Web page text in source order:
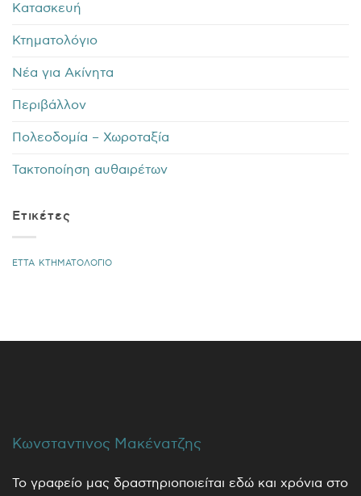
Κατασκευή
Κτηματολόγιο
Νέα για Ακίνητα
Περιβάλλον
Πολεοδομία – Χωροταξία
Τακτοποίηση αυθαιρέτων
Ετικέτες
ΕΤΤΑ ΚΤΗΜΑΤΟΛΟΓΙΟ
Κωνσταντινος Μακένατζης
Το γραφείο μας δραστηριοποιείται εδώ και χρόνια στο